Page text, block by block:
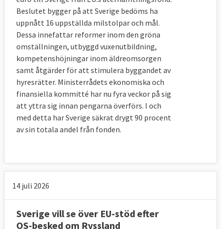
Beslutet bygger på att Sverige bedöms ha
uppnått 16 uppställda milstolpar och mål.
Dessa innefattar reformer inom den gröna
omställningen, utbyggd vuxenutbildning,
kompetenshöjningar inom äldreomsorgen
samt åtgärder för att stimulera byggandet av
hyresrätter. Ministerrådets ekonomiska och
finansiella kommitté har nu fyra veckor på sig
att yttra sig innan pengarna överförs. I och
med detta har Sverige säkrat drygt 90 procent
av sin totala andel från fonden.
14 juli 2026
Sverige vill se över EU-stöd efter
OS-besked om Ryssland